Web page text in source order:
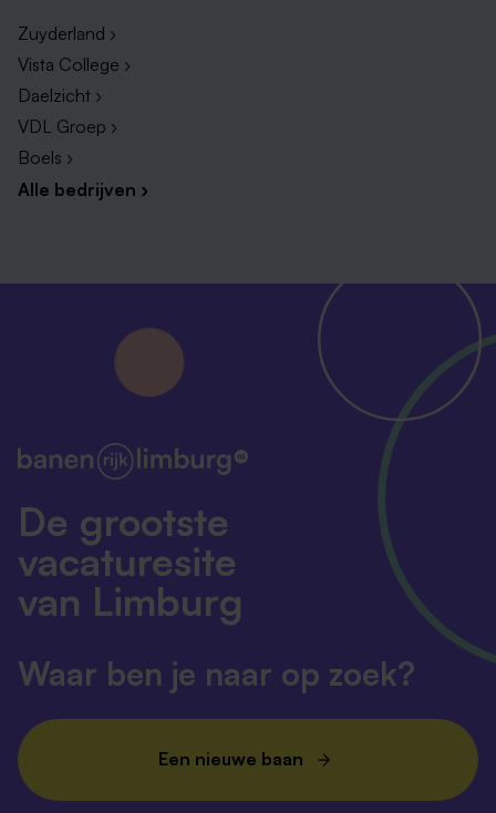
Zuyderland ›
Vista College ›
Daelzicht ›
VDL Groep ›
Boels ›
Alle bedrijven ›
De grootste
vacaturesite
van Limburg
Waar ben je naar op zoek?
Een nieuwe baan